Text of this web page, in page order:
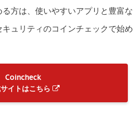
方は、使いやすいアプリと豊富な
ュリティのコインチェックで始め
Coincheck
イトはこちら